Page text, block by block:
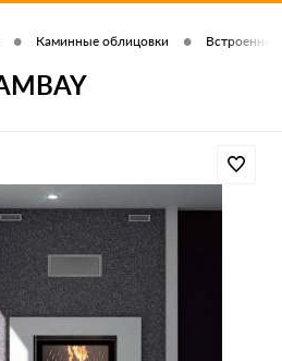
• Каминные облицовки •